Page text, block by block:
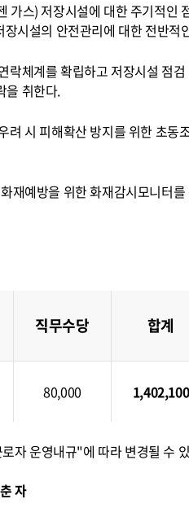
가스) 저장시설에 대한 주기적인
시설의 안전관리에 대한 전반적
락체계를 확립하고 저장시설 점
을 취한다.
려 시 피해확산 방지를 위한 초동
재예방을 위한 화재감시모니터
직무수당 합계
80,000 1,402,100
자 운영내규"에 따라 변경될 수
자